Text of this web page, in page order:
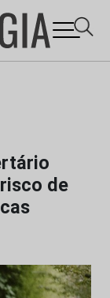
de